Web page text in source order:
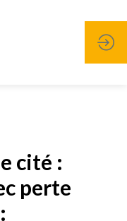
cité :
perte